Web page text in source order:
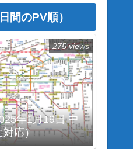
間のPV順）
年1月19日 中
対応）
275 views